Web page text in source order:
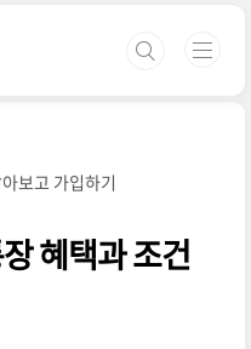
보고 가입하기
혜택과 조건